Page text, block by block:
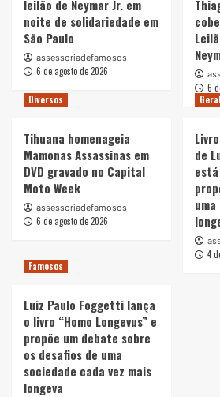
leilão de Neymar Jr. em
noite de solidariedade em
São Paulo
assessoriadefamosos
6 de agosto de 2026
6
Diversos
Tihuana homenageia
Mamonas Assassinas em
DVD gravado no Capital
Moto Week
assessoriadefamosos
6 de agosto de 2026
Geral
de
está
4
Famosos
Luiz Paulo Foggetti lança
o livro “Homo Longevus” e
propõe um debate sobre
os desafios de uma
sociedade cada vez mais
longeva